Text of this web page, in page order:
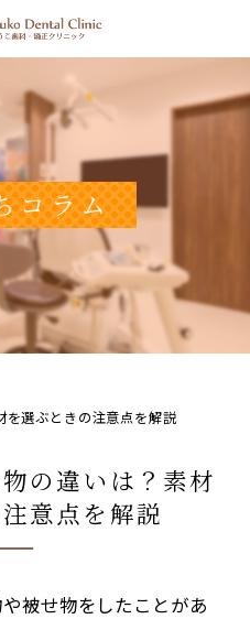
コラム
選ぶときの注意点を解説
の違いは？素材
意点を解説
被せ物をしたことがあ